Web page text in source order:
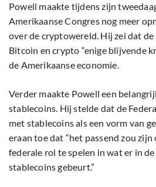
Powell maakte tijdens zijn
Amerikaanse Congres nog meer
over de cryptowereld. Hij zei dat de
Bitcoin en crypto “enige blijvende
de Amerikaanse economie.
Verder maakte Powell een
stablecoins. Hij stelde dat de
met stablecoins als een vorm van
eraan toe dat “het passend zou
federale rol te spelen in wat er in
stablecoins gebeurt.”